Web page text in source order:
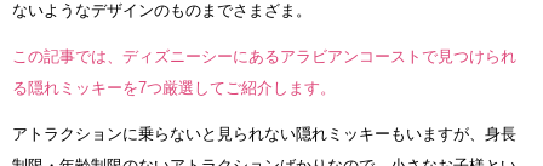
ないようなデザインのものまでさまざま。
この記事では、ディズニーシーにあるアラビアンコーストで見つけられ
る隠れミッキーを7つ厳選してご紹介します。
アトラクションに乗らないと見られない隠れミッキーもいますが、身長